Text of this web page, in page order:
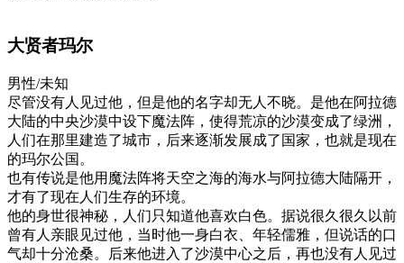
大贤者玛尔
男性/未知
尽管没有人见过他，但是他的名字却无人不晓。是他在阿拉德
大陆的中央沙漠中设下魔法阵，使得荒凉的沙漠变成了绿洲，
人们在那里建造了城市，后来逐渐发展成了国家，也就是现在
的玛尔公国。
也有传说是他用魔法阵将天空之海的海水与阿拉德大陆隔开，
才有了现在人们生存的环境。
他的身世很神秘，人们只知道他喜欢白色。据说很久很久以前
曾有人亲眼见过他，当时他一身白衣、年轻儒雅，但说话的口
气却十分沧桑。后来他进入了沙漠中心之后，再也没有人见过